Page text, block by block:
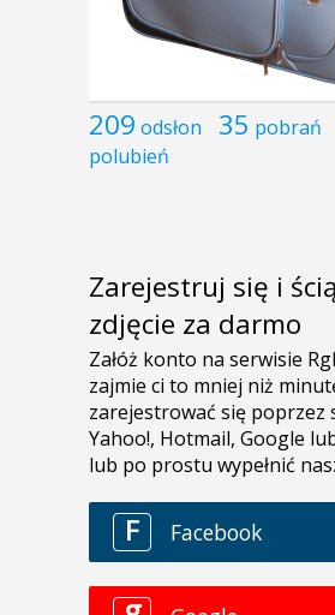
209 odsłon 35 pobrań
polubień
Zarejestruj się i
zdjęcie za darmo